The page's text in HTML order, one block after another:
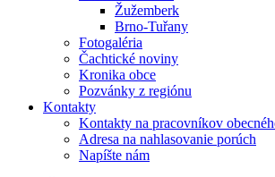
Žužemberk
Brno-Tuřany
Fotogaléria
Čachtické noviny
Kronika obce
Pozvánky z regiónu
Kontakty
Kontakty na pracovníkov
Adresa na nahlasovanie porúch
Napíšte nám